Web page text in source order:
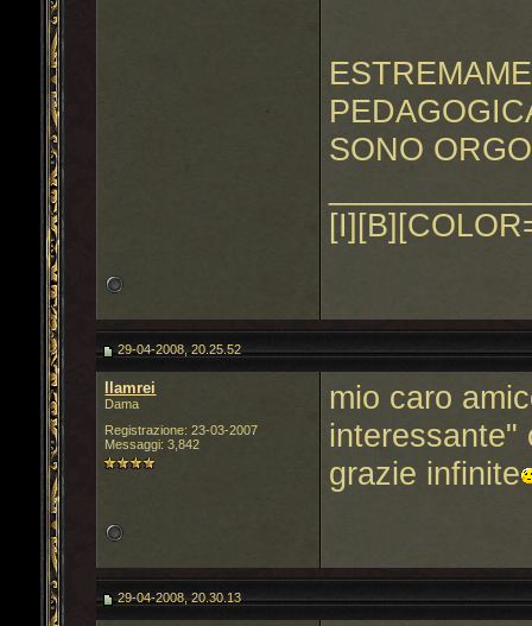
SONO
29-04-2008, 20.25.52
llamrei
Dama
Registrazione: 23-03-2007
Messaggi: 3,842
mio caro
interessante"
grazie infinite
29-04-2008, 20.30.13